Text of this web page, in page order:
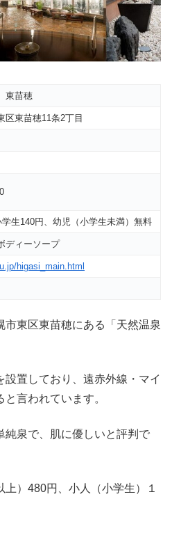
東苗穂
区東苗穂11条2丁目
生140円、幼児（小学生未満）無料
ディーソープ
higasi_main.html
市東区東苗穂にある「天然温泉
設置しており、遠赤外線・マイ
言われています。
純泉で、肌に優しいと評判で
）480円、小人（小学生）１